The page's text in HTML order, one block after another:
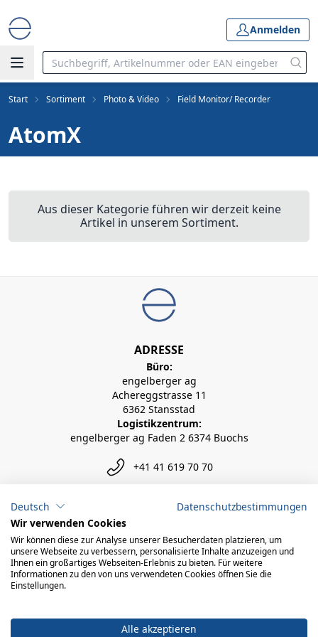
Anmelden
Start Sortiment Photo & Video Field Monitor/ Recorder
AtomX
Aus dieser Kategorie führen wir derzeit keine
Artikel in unserem Sortiment.
ADRESSE
Büro:
engelberger ag
Achereggstrasse 11
6362 Stansstad
Logistikzentrum:
engelberger ag Faden 2 6374 Buochs
+41 41 619 70 70
info@engelberger.ch
Deutsch
Datenschutzbestimmungen
Wir verwenden Cookies
Wir können diese zur Analyse unserer Besucherdaten platzieren, um
unsere Webseite zu verbessern, personalisierte Inhalte anzuzeigen und
Ihnen ein großartiges Webseiten-Erlebnis zu bieten. Für weitere
Informationen zu den von uns verwendeten Cookies öffnen Sie die
Einstellungen.
Alle akzeptieren